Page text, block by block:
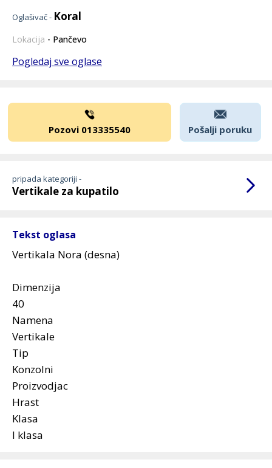
Oglašivač - Koral
Lokacija - Pančevo
Pogledaj sve oglase
Pozovi 013335540 Pošalji poruku
pripada kategoriji -
Vertikale za kupatilo
Tekst oglasa
Vertikala Nora (desna)
Dimenzija
40
Namena
Vertikale
Tip
Konzolni
Proizvodjac
Hrast
Klasa
I klasa